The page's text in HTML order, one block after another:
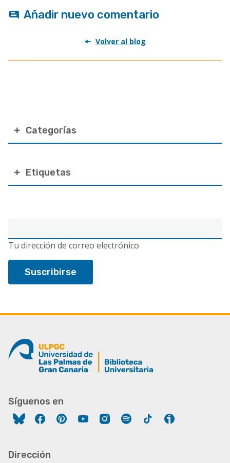
electrónico
Tu dirección de correo electrónico
Categorías
Etiquetas
Añadir nuevo comentario
Volver al blog
Síguenos en
FacebookPinterestYouTubeInstagram
Spotify Tiktok
Dirección